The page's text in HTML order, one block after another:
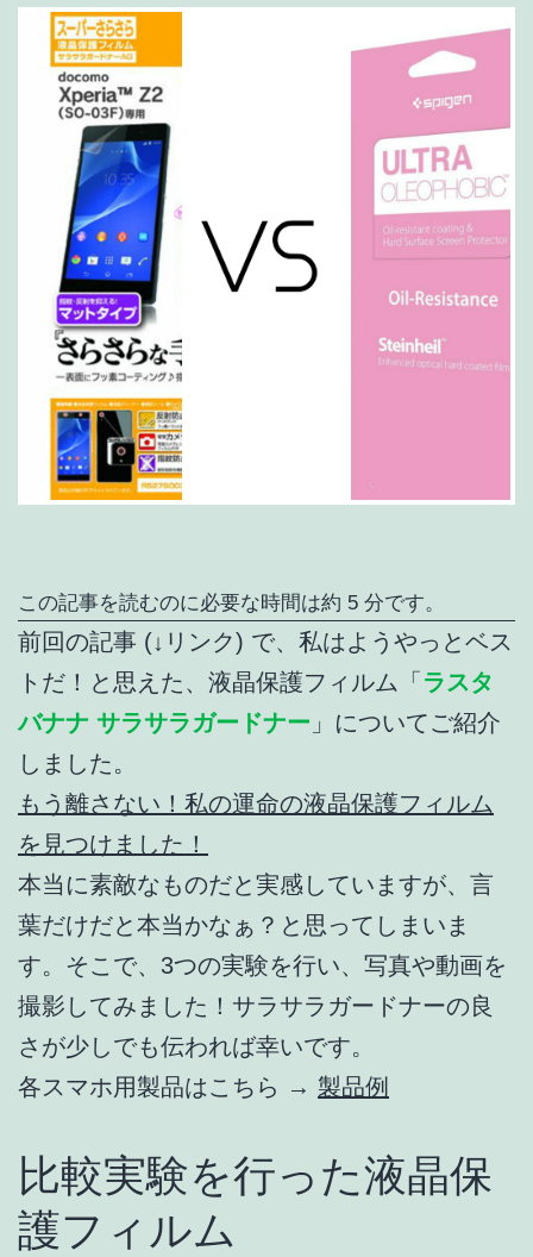
この記事を読むのに必要な時間は約 5 分です。
前回の記事 (↓リンク) で、私はようやっとベス
トだ！と思えた、液晶保護フィルム「ラスタ
バナナ サラサラガードナー 」についてご紹介
しました。
もう離さない！私の運命の液晶保護フィルム
を見つけました！
本当に素敵なものだと実感していますが、言
葉だけだと本当かなぁ？と思ってしまいま
す。そこで、3つの実験を行い、写真や動画を
撮影してみました！サラサラガードナーの良
さが少しでも伝われば幸いです。
各スマホ用製品はこちら → 製品例
比較実験を行った液晶保
護フィルム